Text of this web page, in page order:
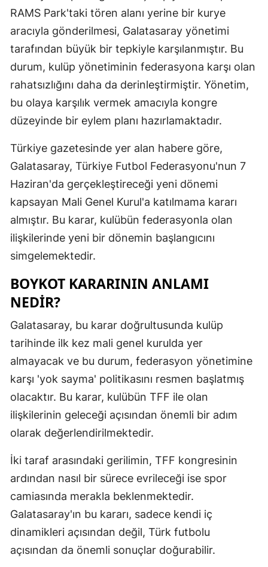
Hakkari
Isparta
Mersin
Kars
Kayseri
Malatya
Manisa
Muğla
Muş
RAMS Park'taki tören alanı yerine bir kurye
aracıyla gönderilmesi, Galatasaray yönetimi
tarafından büyük bir tepkiyle karşılanmıştır. Bu
durum, kulüp yönetiminin federasyona karşı olan
rahatsızlığını daha da derinleştirmiştir. Yönetim,
bu olaya karşılık vermek amacıyla kongre
düzeyinde bir eylem planı hazırlamaktadır.
Türkiye gazetesinde yer alan habere göre,
Galatasaray, Türkiye Futbol Federasyonu'nun 7
Haziran'da gerçekleştireceği yeni dönemi
kapsayan Mali Genel Kurul'a katılmama kararı
almıştır. Bu karar, kulübün federasyonla olan
ilişkilerinde yeni bir dönemin başlangıcını
simgelemektedir.
BOYKOT KARARININ ANLAMI
NEDIR?
Galatasaray, bu karar doğrultusunda kulüp
tarihinde ilk kez mali genel kurulda yer
almayacak ve bu durum, federasyon yönetimine
karşı 'yok sayma' politikasını resmen başlatmış
olacaktır. Bu karar, kulübün TFF ile olan
ilişkilerinin geleceği açısından önemli bir adım
olarak değerlendirilmektedir.
İki taraf arasındaki gerilimin, TFF kongresinin
ardından nasıl bir sürece evrileceği ise spor
camiasında merakla beklenmektedir.
Galatasaray'ın bu kararı, sadece kendi iç
dinamikleri açısından değil, Türk futbolu
açısından da önemli sonuçlar doğurabilir.